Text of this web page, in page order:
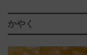
かやく